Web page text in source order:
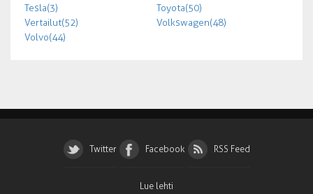
Tesla (3)
Toyota (50)
Vertailut (52)
Volkswagen (48)
Volvo (44)
Twitter Facebook RSS Feed
Lue lehti